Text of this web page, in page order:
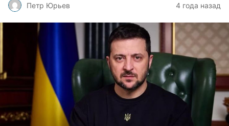
Петр Юрьев 4 года назад